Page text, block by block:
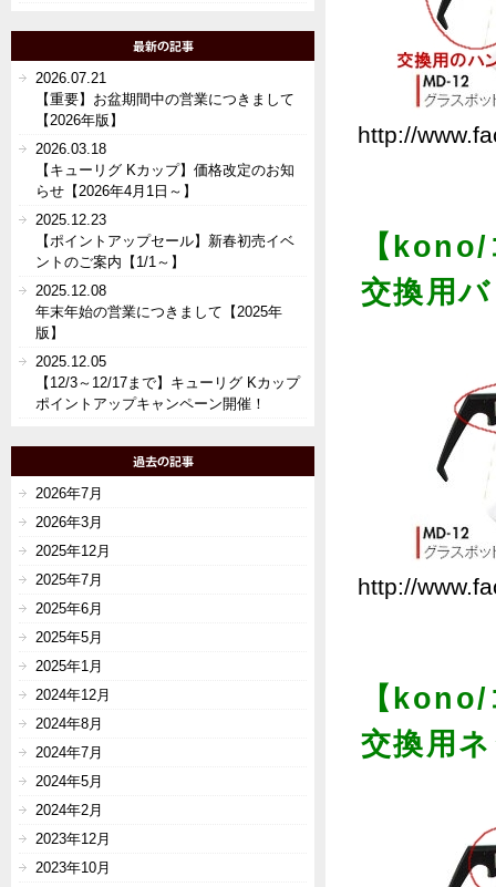
http://
【
交換用
http://
【
交換用
2026.07.21
【重要】お盆期間中の営業につきまして
【2026年版】
2026.03.18
【キューリグ Kカップ】価格改定のお知
らせ【2026年4月1日～】
2025.12.23
【ポイントアップセール】新春初売イベ
ントのご案内【1/1～】
2025.12.08
年末年始の営業につきまして【2025年
版】
2025.12.05
【12/3～12/17まで】キューリグ Kカップ
ポイントアップキャンペーン開催！
2026年7月
2026年3月
2025年12月
2025年7月
2025年6月
2025年5月
2025年1月
2024年12月
2024年8月
2024年7月
2024年5月
2024年2月
2023年12月
2023年10月